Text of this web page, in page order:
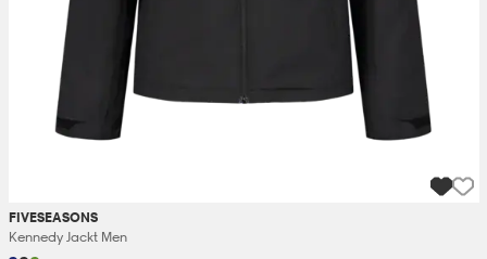
FIVESEASONS
Kennedy Jackt Men